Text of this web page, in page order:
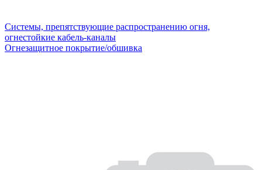
Системы, препятствующие распространению огня,
огнестойкие кабель-каналы
Огнезащитное покрытие/обшивка